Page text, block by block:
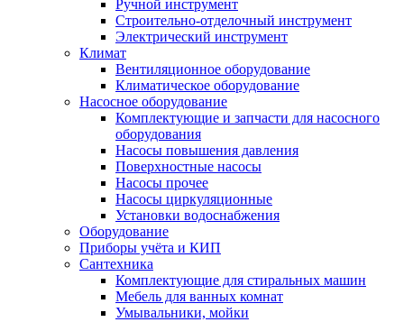
Ручной инструмент
Строительно-отделочный инструмент
Электрический инструмент
Климат
Вентиляционное оборудование
Климатическое оборудование
Насосное оборудование
Комплектующие и запчасти для насосного
оборудования
Насосы повышения давления
Поверхностные насосы
Насосы прочее
Насосы циркуляционные
Установки водоснабжения
Оборудование
Приборы учёта и КИП
Сантехника
Комплектующие для стиральных машин
Мебель для ванных комнат
Умывальники, мойки